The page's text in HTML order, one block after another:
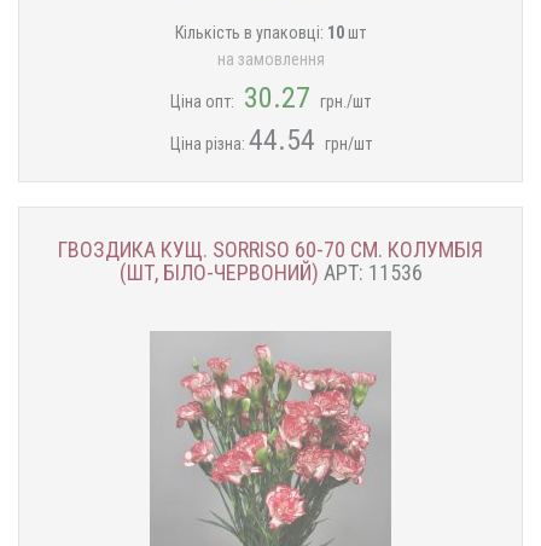
Кількість в упаковці: 10 шт
на замовлення
Ціна опт: 30.27 грн./шт
Ціна різна: 44.54 грн/шт
ГВОЗДИКА КУЩ. SORRISO 60-70 СМ. КОЛУМБІЯ
(ШТ, БІЛО-ЧЕРВОНИЙ) АРТ: 11536